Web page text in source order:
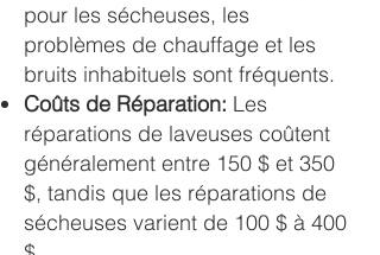
pour les sécheuses, les
problèmes de chauffage et les
bruits inhabituels sont fréquents.
Coûts de Réparation: Les
réparations de laveuses coûtent
généralement entre 150 $ et 350
$, tandis que les réparations de
sécheuses varient de 100 $ à 400